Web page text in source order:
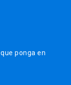
ponga en